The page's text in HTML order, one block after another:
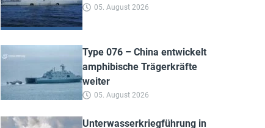
05. August 2026
Type 076 – China entwickelt
amphibische Trägerkräfte
weiter
05. August 2026
Unterwasserkriegführung in